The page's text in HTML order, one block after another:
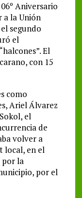
Aniversario
a la Unión
segundo
el
El
con 15
como
Ariel Álvarez
el
de
volver a
local, en el
por la
por el